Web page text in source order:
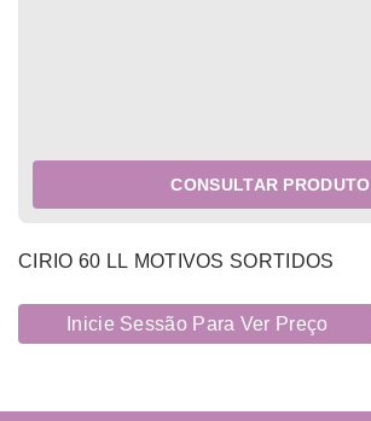
CONSULTAR PRODUTO
CIRIO 60 LL MOTIVOS SORTIDOS
Inicie Sessão Para Ver Preço